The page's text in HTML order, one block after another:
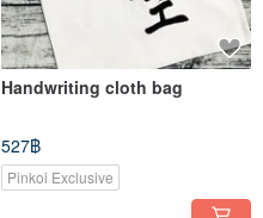
Handwriting cloth bag
527฿
Pinkoi Exclusive